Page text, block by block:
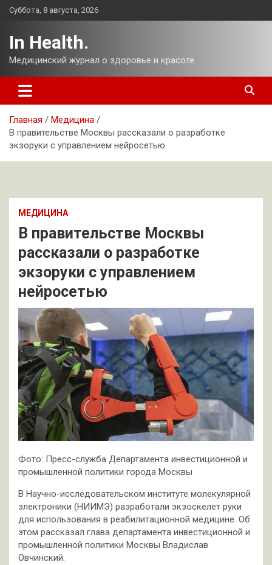
Перейти
Суббота, 8 августа, 2026
In Health.
Медицинский журнал о здоровье и красоте.
Главная
Медицина
В правительстве Москвы рассказали о разработке
экзоруки с управлением нейросетью
МЕДИЦИНА
В правительстве Москвы
рассказали о разработке
экзоруки с управлением
нейросетью
Фото: Пресс-служба Департамента инвестиционной и
промышленной политики города Москвы
В Научно-исследовательском институте молекулярной
электроники (НИИМЭ) разработали экзоскелет руки
для использования в реабилитационной медицине. Об
этом рассказал глава департамента инвестиционной и
промышленной политики Москвы Владислав
Овчинский.